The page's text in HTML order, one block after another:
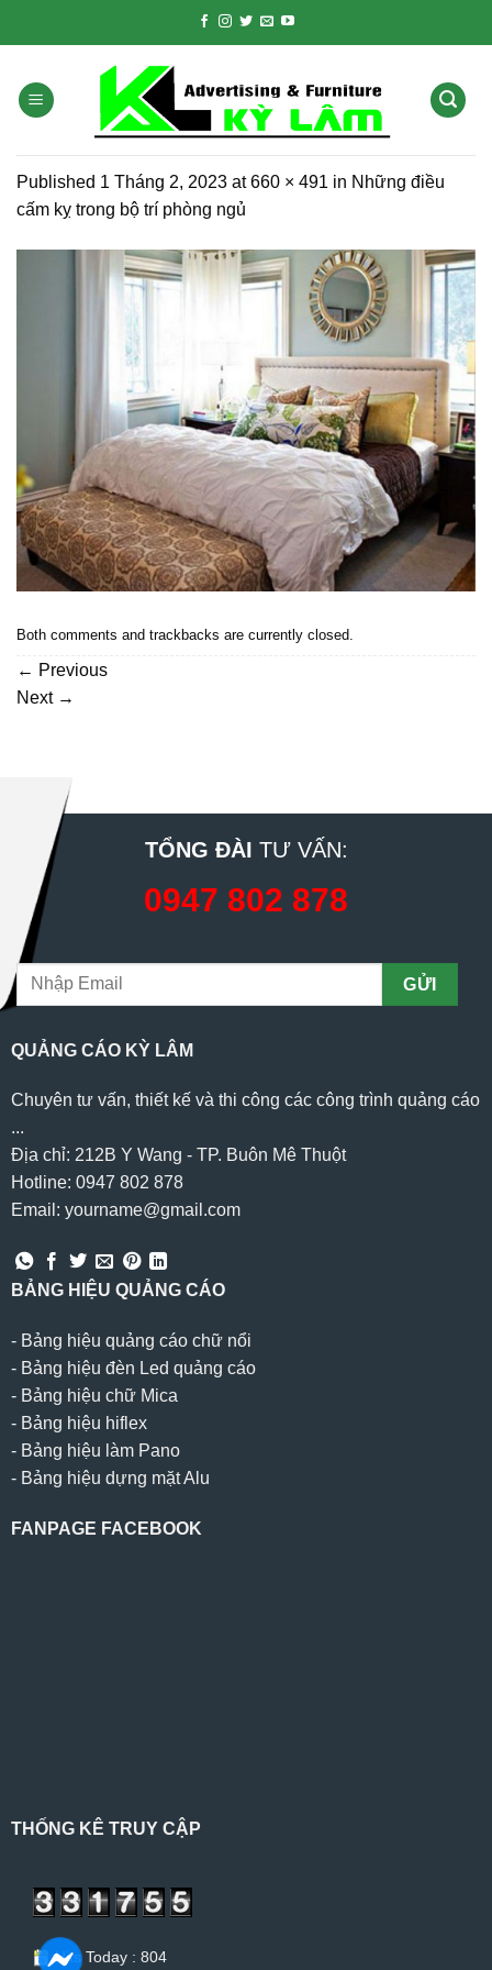
Published 1 Tháng 2, 2023 at660 × 491 in Những điều
cấm kỵ trong bộ trí phòng ngủ
Both comments and trackbacks are currently closed.
← Previous
Next →
TỔNG ĐÀI TƯ VẤN:
0947 802 878
QUẢNG CÁO KỲ LÂM
Chuyên tư vấn, thiết kế và thi công các công trình quảng cáo
...
Địa chỉ: 212B Y Wang - TP. Buôn Mê Thuột
Hotline: 0947 802 878
Email: yourname@gmail.com
BẢNG HIỆU QUẢNG CÁO
- Bảng hiệu quảng cáo chữ nổi
- Bảng hiệu đèn Led quảng cáo
- Bảng hiệu chữ Mica
- Bảng hiệu hiflex
- Bảng hiệu làm Pano
- Bảng hiệu dựng mặt Alu
FANPAGE FACEBOOK
THỐNG KÊ TRUY CẬP
Hits Today : 804